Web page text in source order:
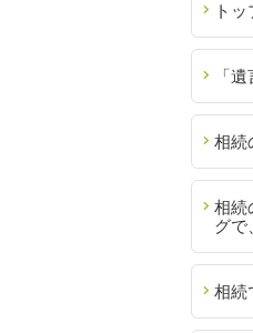
ト
「
相続
相続
グで
相続